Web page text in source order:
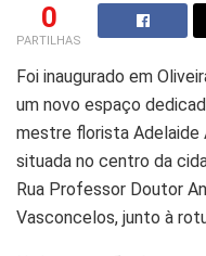
0
PARTILHAS
Foi inaugurado em
um novo espaço
mestre florista Adelaide
situada no centro da
Rua Professor Doutor
Vasconcelos, junto à